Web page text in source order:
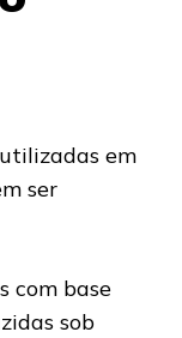
em
ser
com base
sob